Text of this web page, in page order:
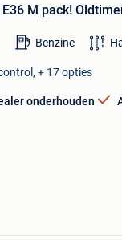
M pack!
Benzine
+ 17 opties
onderhouden